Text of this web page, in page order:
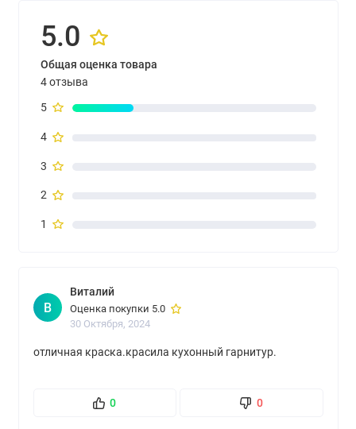
5.0
Общая оценка товара
4 отзыва
5
4
3
2
1
В
Виталий
Оценка покупки 5.0
30 Октября, 2024
отличная краска.красила кухонный гарнитур.
0 0